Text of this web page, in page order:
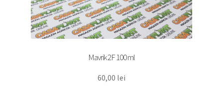
Mavrik 2F 100 ml
60,00 lei